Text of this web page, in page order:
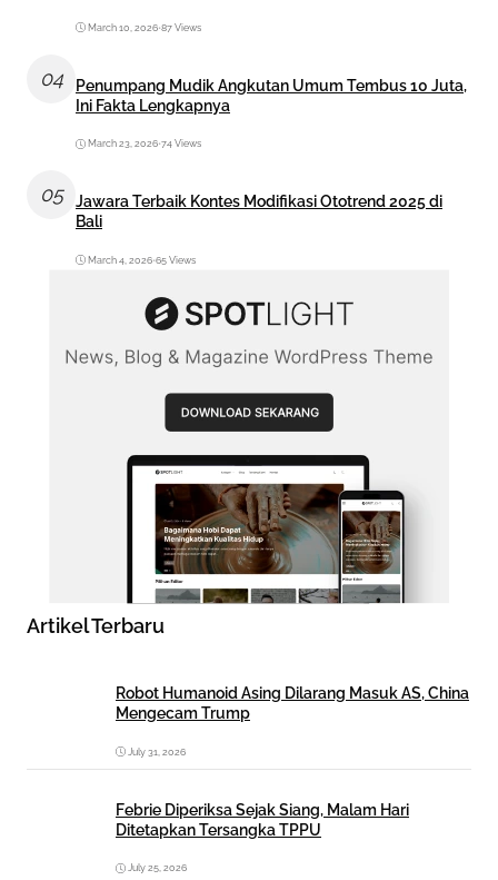
March 10, 2026•87 Views
04
Penumpang Mudik Angkutan Umum Tembus 10 Juta,
Ini Fakta Lengkapnya
March 23, 2026•74 Views
05
Jawara Terbaik Kontes Modifikasi Ototrend 2025 di
Bali
March 4, 2026•65 Views
Artikel Terbaru
Robot Humanoid Asing Dilarang Masuk AS, China
Mengecam Trump
July 31, 2026
Febrie Diperiksa Sejak Siang, Malam Hari
Ditetapkan Tersangka TPPU
July 25, 2026